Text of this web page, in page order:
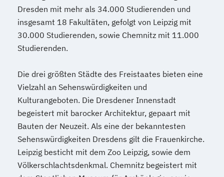
Dresden mit mehr als 34.000 Studierenden und
insgesamt 18 Fakultäten, gefolgt von Leipzig mit
30.000 Studierenden, sowie Chemnitz mit 11.000
Studierenden.
Die drei größten Städte des Freistaates bieten eine
Vielzahl an Sehenswürdigkeiten und
Kulturangeboten. Die Dresdener Innenstadt
begeistert mit barocker Architektur, gepaart mit
Bauten der Neuzeit. Als eine der bekanntesten
Sehenswürdigkeiten Dresdens gilt die Frauenkirche.
Leipzig besticht mit dem Zoo Leipzig, sowie dem
Völkerschlachtsdenkmal. Chemnitz begeistert mit